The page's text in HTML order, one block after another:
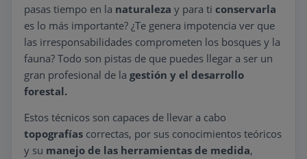
pasas tiempo en la naturaleza y para ti conservarla
es lo más importante? ¿Te genera impotencia ver que
las irresponsabilidades comprometen los bosques y la
fauna? Todo son pistas de que puedes llegar a ser un
gran profesional de la gestión y el desarrollo
forestal.
Estos técnicos son capaces de llevar a cabo
topografías correctas, por sus conocimientos teóricos
y su manejo de las herramientas de medida,